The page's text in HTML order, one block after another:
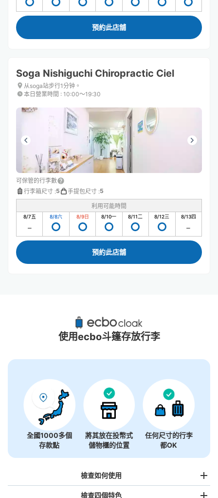
預約此店舖
Soga Nishiguchi Chiropractic Ciel
从soga站步行1分钟。
本日營業時間 : 10:00〜19:30
可保管的行李數
行李箱尺寸 :5 手提包尺寸 :5
利用可能時間
8/7五 8/8六 8/9日 8/10一 8/11二 8/12三 8/13四
預約此店舖
蒲取站附近推薦的寄物櫃
0個投幣式置物櫃
使用ecbo斗篷存放行李
全國1000多個
存款點
將其放在投幣式
儲物櫃的位置
任何尺寸的行李
都OK
檢查如何使用
檢查四個特色